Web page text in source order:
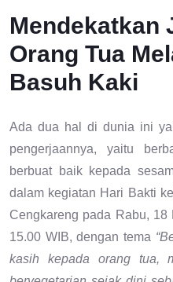
Mendekatkan
Orang Tua
Basuh Kaki
Ada dua hal di dunia ini
pengerjaannya, yaitu
berbuat baik kepada
dalam kegiatan Hari Bakti
Cengkareng pada Rabu,
15.00 WIB, dengan tema
kasih kepada orang tua,